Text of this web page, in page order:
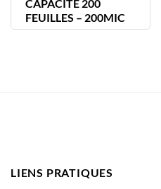
CAPACITE 200
FEUILLES – 200MIC
LIENS PRATIQUES